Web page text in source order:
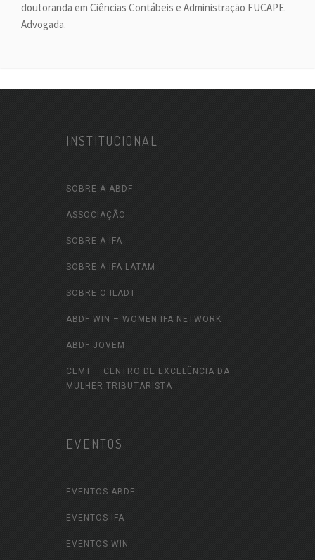
doutoranda em Ciências Contábeis e Administração FUCAPE.
Advogada.
INSTITUCIONAL
SOBRE A ABDF
ASSOCIAÇÃO
SOBRE A IFA
SOBRE A IFA LATAM
SOBRE O ILADT
ABDF WIN – WOMEN IFA NETWORK
ABDF JOVEM
CEMT – CENTRO DE EXCELÊNCIA DA
MULHER TRIBUTARISTA
EVENTOS
EVENTOS ABDF
EVENTOS IFA
EVENTOS WIN